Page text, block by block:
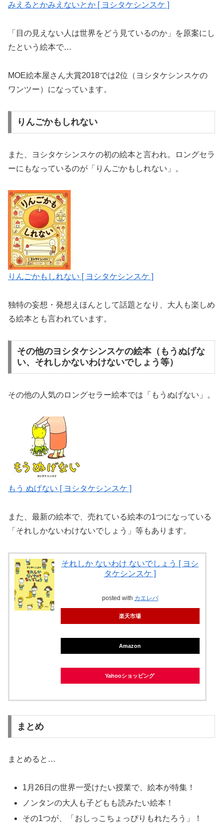
みえるとかみえないとか [ ヨシタケシンスケ ]
「目の見えない人は世界をどう見ているのか」を原案にし
たという絵本で…
MOE絵本屋さん大賞2018では2位（ヨシタケシンスケの
ワンツー）になっています。
りんごかもしれない
また、ヨシタケシンスケの初の絵本と言われ。ロングセラ
ーにもなっているのが「りんごかもしれない」。
りんごかもしれない [ ヨシタケシンスケ ]
独特の妄想・発想えほんとして話題となり、大人も楽しめ
る絵本とも言われています。
その他のヨシタケシンスケの絵本（もうぬげな
い、それしかないわけないでしょう等）
その他の人気のロングセラー絵本では「もうぬげない」。
もう ぬげない [ ヨシタケシンスケ ]
また、最新の絵本で、売れている絵本の1つになっている
「それしかないわけないでしょう」等もあります。
それしか ないわけ ないでしょう [ ヨシ
タケシンスケ ]
posted with カエレバ
楽天市場
Amazon
Yahooショッピング
まとめ
まとめると…
1月26日の世界一受けたい授業で、絵本が特集！
ノンタンの大人も子どもも読みたい絵本！
その1つが、「おしっこちょっぴりもれたろう」！